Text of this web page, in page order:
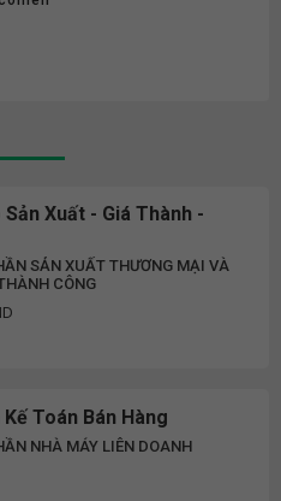
Sản Xuất - Giá Thành -
SẢN XUẤT THƯƠNG MẠI VÀ
CÔNG
Toán Bán Hàng
NHÀ MÁY LIÊN DOANH